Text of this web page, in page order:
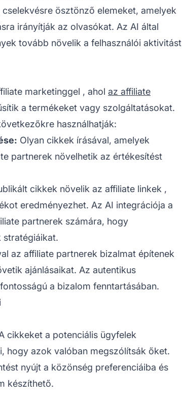
ösztönző elemeket, amelyek
irányítják az olvasókat. Az AI által
tovább növelik a felhasználói aktivitást
marketinggel , ahol az affiliate
a termékeket vagy szolgáltatásokat.
használhatják:
Olyan cikkek írásával, amelyek
partnerek növelhetik az értékesítést
cikkek növelik az affiliate linkek ,
eredményezhet. Az AI integrációja a
partnerek számára, hogy
stratégiáikat.
az affiliate partnerek bizalmat építenek
ajánlásaikat. Az autentikus
a bizalom fenntartásában.
cikkeket a potenciális ügyfelek
hogy azok valóban megszólítsák őket.
nyújt a közönség preferenciáiba és
készíthető.